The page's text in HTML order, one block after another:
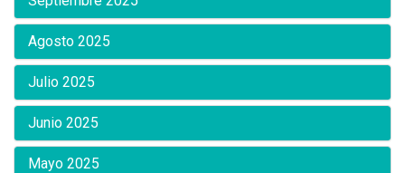
Agosto 2025
Julio 2025
Junio 2025
Mayo 2025